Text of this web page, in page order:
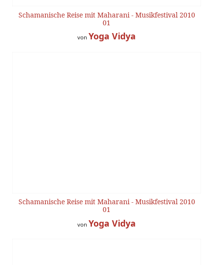
Schamanische Reise mit Maharani - Musikfestival 2010
01
von Yoga Vidya
Schamanische Reise mit Maharani - Musikfestival 2010
01
von Yoga Vidya